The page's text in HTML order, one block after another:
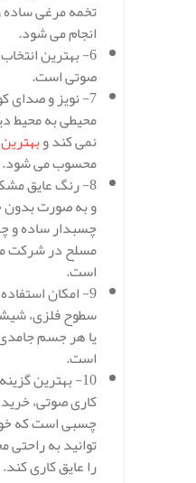
تخمه مرغی ساده
انجام می شود.
6- بهترین
صوتی است.
7- نویز و صدای
محیطی به محیط
نمی کند و
محسوب می شود.
8- رنگ عایق
و به صورت
چسبدار ساده و
مسلح در شرکت
است.
9- امکان
سطوح فلزی،
یا هر جسم
است.
10- بهترین
کاری صوتی،
چسبی است که
توانید به
را عایق کاری کند.